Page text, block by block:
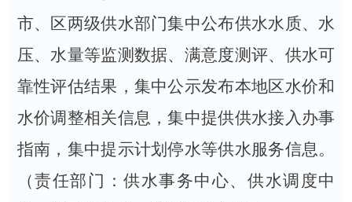
市、区两级供水部门集中公布供水水质、水
压、水量等监测数据、满意度测评、供水可
靠性评估结果，集中公示发布本地区水价和
水价调整相关信息，集中提供供水接入办事
指南，集中提示计划停水等供水服务信息。
（责任部门：供水事务中心、供水调度中